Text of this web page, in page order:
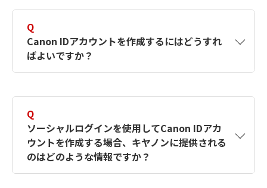
Q
Canon IDアカウントを作成するにはどうすれ
ばよいですか？
す。詳しい作成方法は【カメラ】Canon IDとは
何ですか？Canon IDの作成方法は？をご確認く
ださい。
Q
ソーシャルログインを使用してCanon IDアカ
ウントを作成する場合、キヤノンに提供される
のはどのような情報ですか？